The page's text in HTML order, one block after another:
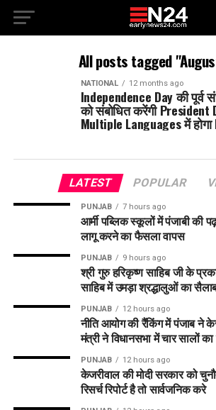
All posts tagged
NATIONAL 12 months ago
Independence Day की पूर्व
को संबोधित करेंगी President
Multiple Languages में
LATEST POPULAR
PUNJAB 7 hours ago
आर्मी पब्लिक स्कूलों में पंजाबी की
लागू करने का फैसला वापस
PUNJAB 9 hours ago
श्री गुरु हरिकृष्ण साहिब जी के
साहिब में उमड़ा श्रद्धालुओं का
PUNJAB 12 hours ago
नीति आयोग की रैंकिंग में पंजाब ने
मंत्री ने विधानसभा में चार सालों का
PUNJAB 12 hours ago
केजरीवाल की मोदी सरकार को
रिसर्च रिपोर्ट है तो सार्वजनिक करे